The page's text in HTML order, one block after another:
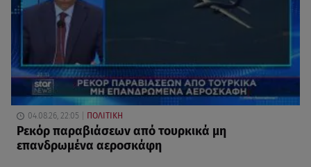
04.08.26, 22:05 ΠΟΛΙΤΙΚΗ
Ρεκόρ παραβιάσεων από τουρκικά μη
επανδρωμένα αεροσκάφη